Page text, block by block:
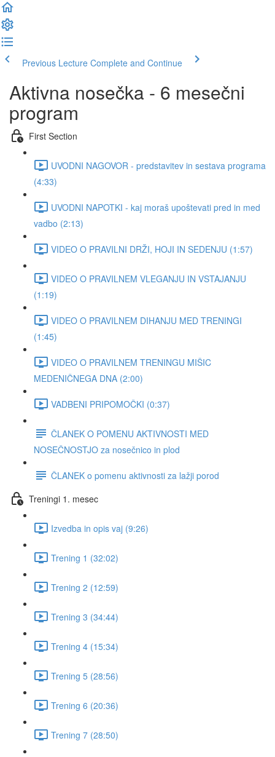
Previous Lecture Complete and Continue
Aktivna nosečka - 6 mesečni
program
First Section
UVODNI NAGOVOR - predstavitev in sestava programa
(4:33)
UVODNI NAPOTKI - kaj moraš upoštevati pred in med
vadbo (2:13)
VIDEO O PRAVILNI DRŽI, HOJI IN SEDENJU (1:57)
VIDEO O PRAVILNEM VLEGANJU IN VSTAJANJU
(1:19)
VIDEO O PRAVILNEM DIHANJU MED TRENINGI
(1:45)
VIDEO O PRAVILNEM TRENINGU MIŠIC
MEDENIČNEGA DNA (2:00)
VADBENI PRIPOMOČKI (0:37)
ČLANEK O POMENU AKTIVNOSTI MED
NOSEČNOSTJO za nosečnico in plod
ČLANEK o pomenu aktivnosti za lažji porod
Treningi 1. mesec
Izvedba in opis vaj (9:26)
Trening 1 (32:02)
Trening 2 (12:59)
Trening 3 (34:44)
Trening 4 (15:34)
Trening 5 (28:56)
Trening 6 (20:36)
Trening 7 (28:50)